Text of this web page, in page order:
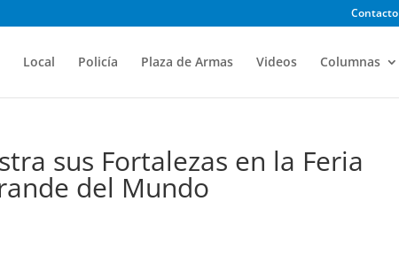
Contacto
Local Policía Plaza de Armas Videos Columnas
sus Fortalezas en la Feria
del Mundo